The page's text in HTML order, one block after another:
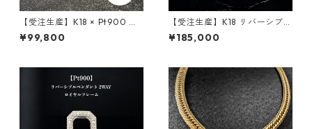
【受注生産】K18 × Pt900 リ
バーシブルペンダント｜組 -K
UMI- ダイヤモンド × ブラック
¥99,800
【受注生産】K18 リバーシブル
ペンダント｜ロイヤルフレー
ム ｜30g喜平まで対応 2WAY
¥185,000